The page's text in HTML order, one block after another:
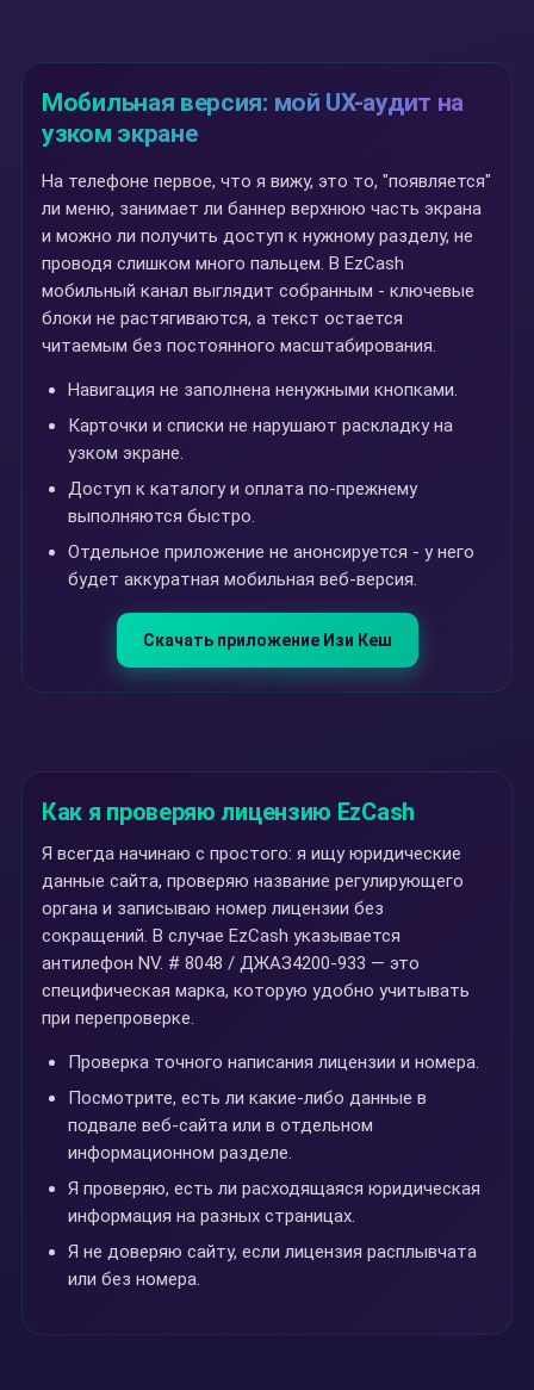
Мобильная версия: мой UX-аудит на
узком экране
На телефоне первое, что я вижу, это то, "появляется"
ли меню, занимает ли баннер верхнюю часть экрана
и можно ли получить доступ к нужному разделу, не
проводя слишком много пальцем. В EzCash
мобильный канал выглядит собранным - ключевые
блоки не растягиваются, а текст остается
читаемым без постоянного масштабирования.
Навигация не заполнена ненужными кнопками.
Карточки и списки не нарушают раскладку на
узком экране.
Доступ к каталогу и оплата по-прежнему
выполняются быстро.
Отдельное приложение не анонсируется - у него
будет аккуратная мобильная веб-версия.
Скачать приложение Изи Кеш
Как я проверяю лицензию EzCash
Я всегда начинаю с простого: я ищу юридические
данные сайта, проверяю название регулирующего
органа и записываю номер лицензии без
сокращений. В случае EzCash указывается
антилефон NV. # 8048 / ДЖАЗ4200-933 — это
специфическая марка, которую удобно учитывать
при перепроверке.
Проверка точного написания лицензии и номера.
Посмотрите, есть ли какие-либо данные в
подвале веб-сайта или в отдельном
информационном разделе.
Я проверяю, есть ли расходящаяся юридическая
информация на разных страницах.
Я не доверяю сайту, если лицензия расплывчата
или без номера.